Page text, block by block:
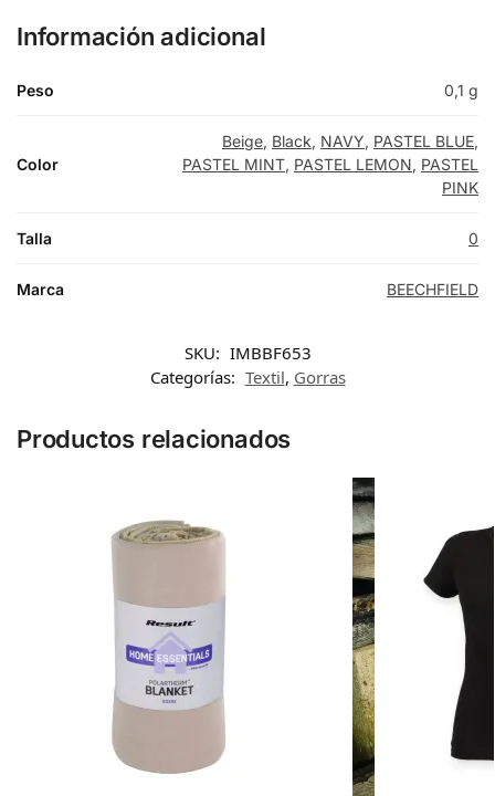
Información adicional
Peso 0,1 g
Color
Beige, Black, NAVY, PASTEL BLUE,
PASTEL MINT, PASTEL LEMON, PASTEL
PINK
Talla 0
Marca BEECHFIELD
SKU: IMBBF653
Categorías: Textil, Gorras
Productos relacionados